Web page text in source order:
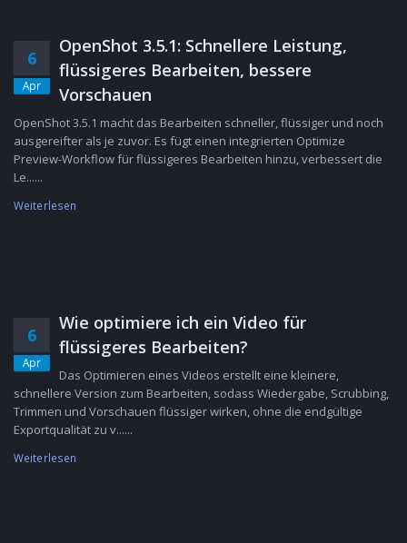
6
Apr
OpenShot 3.5.1: Schnellere Leistung,
flüssigeres Bearbeiten, bessere
Vorschauen
OpenShot 3.5.1 macht das Bearbeiten schneller, flüssiger und noch
ausgereifter als je zuvor. Es fügt einen integrierten Optimize
Preview-Workflow für flüssigeres Bearbeiten hinzu, verbessert die
Le......
Weiterlesen
6
Apr
Wie optimiere ich ein Video für
flüssigeres Bearbeiten?
Das Optimieren eines Videos erstellt eine kleinere,
schnellere Version zum Bearbeiten, sodass Wiedergabe, Scrubbing,
Trimmen und Vorschauen flüssiger wirken, ohne die endgültige
Exportqualität zu v......
Weiterlesen